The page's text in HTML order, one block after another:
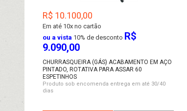
R$ 10.100,00
Em até 10x no cartão
ou a vista 10% de desconto R$
9.090,00
CHURRASQUEIRA (GÁS) ACABAMENTO EM AÇO
PINTADO, ROTATIVA PARA ASSAR 60
ESPETINHOS
Produto sob encomenda entrega em até 30/40
dias